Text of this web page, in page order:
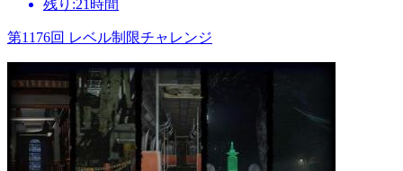
残り:21時間
第1176回 レベル制限チャレンジ